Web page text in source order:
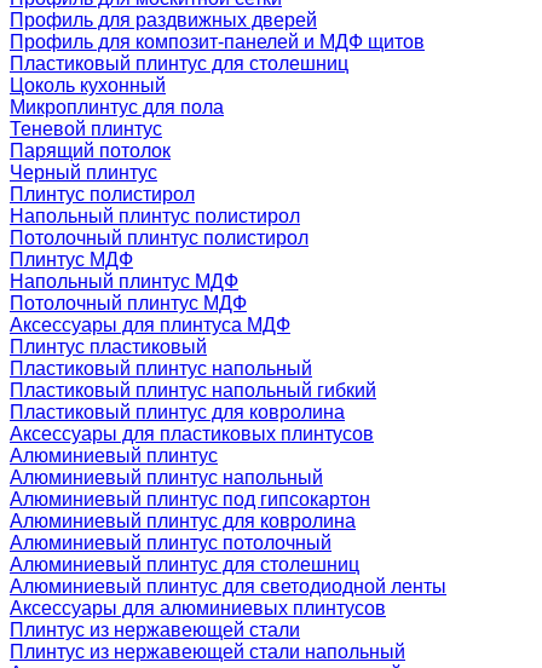
Профиль для раздвижных дверей
Профиль для композит-панелей и МДФ щитов
Пластиковый плинтус для столешниц
Цоколь кухонный
Микроплинтус для пола
Теневой плинтус
Парящий потолок
Черный плинтус
Плинтус полистирол
Напольный плинтус полистирол
Потолочный плинтус полистирол
Плинтус МДФ
Напольный плинтус МДФ
Потолочный плинтус МДФ
Аксессуары для плинтуса МДФ
Плинтус пластиковый
Пластиковый плинтус напольный
Пластиковый плинтус напольный гибкий
Пластиковый плинтус для ковролина
Аксессуары для пластиковых плинтусов
Алюминиевый плинтус
Алюминиевый плинтус напольный
Алюминиевый плинтус под гипсокартон
Алюминиевый плинтус для ковролина
Алюминиевый плинтус потолочный
Алюминиевый плинтус для столешниц
Алюминиевый плинтус для светодиодной ленты
Аксессуары для алюминиевых плинтусов
Плинтус из нержавеющей стали
Плинтус из нержавеющей стали напольный